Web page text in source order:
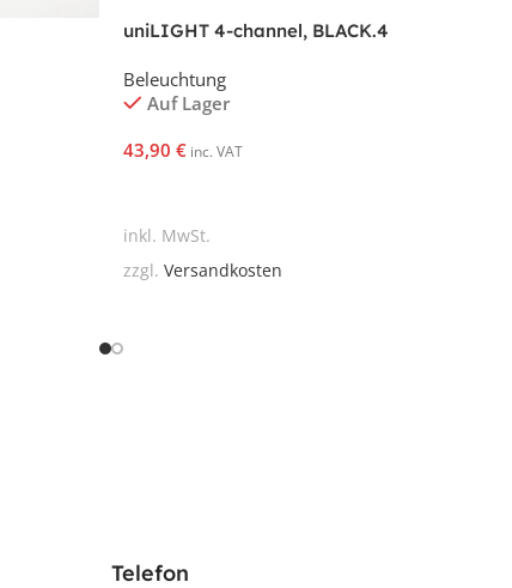
uniLIGHT 4-channel, BLACK.4
Beleuchtung
Auf Lager
43,90 € inc. VAT
inkl. MwSt.
zzgl. Versandkosten
Telefon